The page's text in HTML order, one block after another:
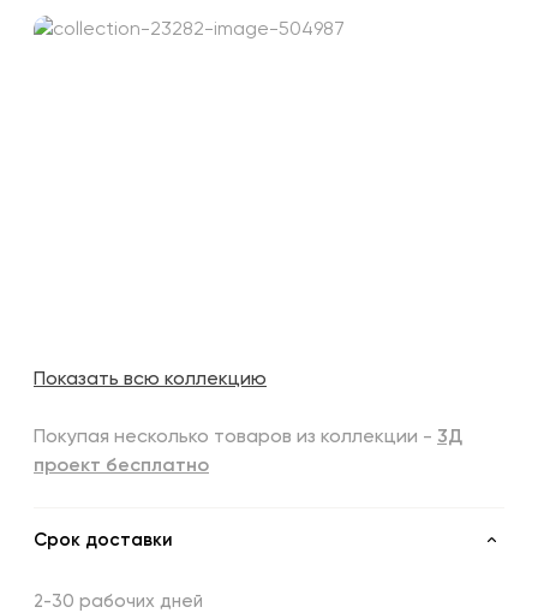
Показать всю коллекцию
Покупая несколько товаров из коллекции - 3Д
проект бесплатно
Срок доставки
2-30 рабочих дней